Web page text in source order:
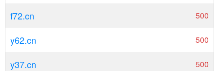
f72.cn 500
y62.cn 500
y37.cn 500